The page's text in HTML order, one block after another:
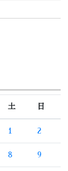
土 日
1 2
8 9